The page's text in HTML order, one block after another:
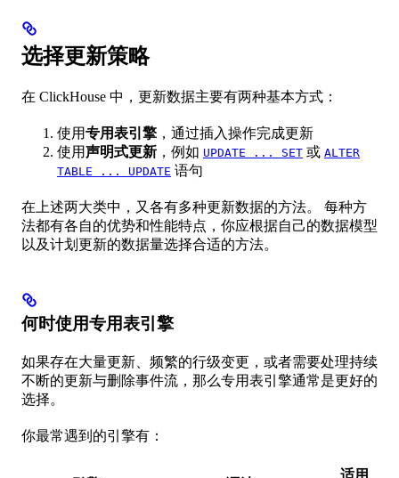
选择更新策略
在 ClickHouse 中，更新数据主要有两种基本方式：
使用专用表引擎 ，通过插入操作完成更新
使用声明式更新 ，例如 UPDATE ... SET 或 ALTER
TABLE ... UPDATE 语句
在上述两大类中，又各有多种更新数据的方法。 每种方
法都有各自的优势和性能特点，你应根据自己的数据模型
以及计划更新的数据量选择合适的方法。
何时使用专用表引擎
如果存在大量更新、频繁的行级变更，或者需要处理持续
不断的更新与删除事件流，那么专用表引擎通常是更好的
选择。
你最常遇到的引擎有：
适用